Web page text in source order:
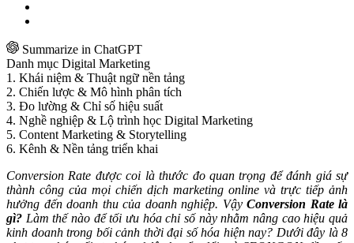
Summarize in ChatGPT
Danh mục Digital Marketing
1. Khái niệm & Thuật ngữ nền tảng
2. Chiến lược & Mô hình phân tích
3. Đo lường & Chỉ số hiệu suất
4. Nghề nghiệp & Lộ trình học Digital Marketing
5. Content Marketing & Storytelling
6. Kênh & Nền tảng triển khai
Conversion Rate được coi là thước đo quan trọng để đánh giá sự
thành công của mọi chiến dịch marketing online và trực tiếp ảnh
hưởng đến doanh thu của doanh nghiệp. Vậy Conversion Rate là
gì? Làm thế nào để tối ưu hóa chỉ số này nhằm nâng cao hiệu quả
kinh doanh trong bối cảnh thời đại số hóa hiện nay? Dưới đây là 8